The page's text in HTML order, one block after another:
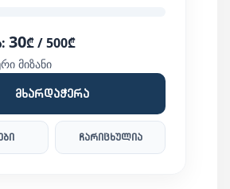
30₾ / 500₾
მიზანი
ჩარიცხულია
მხარდაჭერა